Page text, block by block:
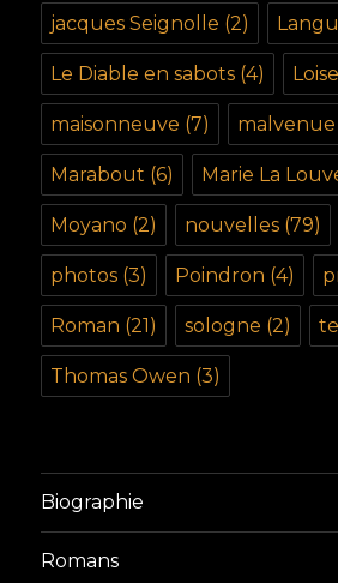
jacques Seignolle (2)
Le Diable en sabots (4) Loisel
maisonneuve (7) malvenue
Marabout (6) Marie La
Moyano (2) nouvelles (79)
photos (3) Poindron (4)
Roman (21) sologne (2)
Thomas Owen (3)
Biographie
Romans